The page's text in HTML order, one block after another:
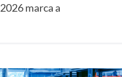
2026 marca a